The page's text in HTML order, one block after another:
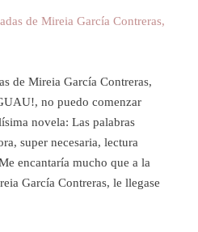
de Mireia García Contreras,
no puedo comenzar
novela: Las palabras
super necesaria, lectura
encantaría mucho que a la
García Contreras, le llegase